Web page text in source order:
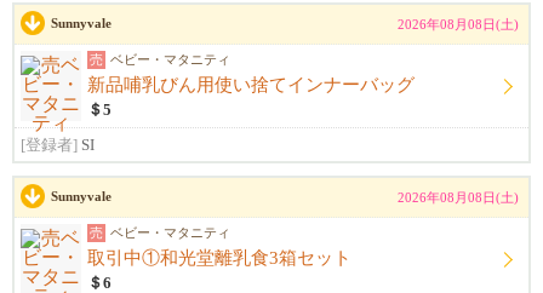
Sunnyvale 2026年08月08日(土)
売 ベビー・マタニティ
新品哺乳びん用使い捨てインナーバッグ
＄5
[登録者] SI
Sunnyvale 2026年08月08日(土)
売 ベビー・マタニティ
取引中①和光堂離乳食3箱セット
＄6